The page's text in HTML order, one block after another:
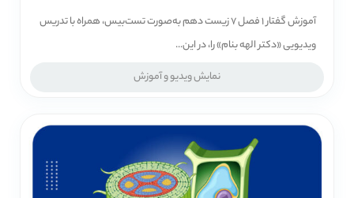
آموزش گفتار 1 فصل 7 زیست دهم به‌صورت تست‌بیس، همراه با تدریس
ویدیویی «دکتر الهه بنام» را، در این...
نمایش ویدیو و آموزش